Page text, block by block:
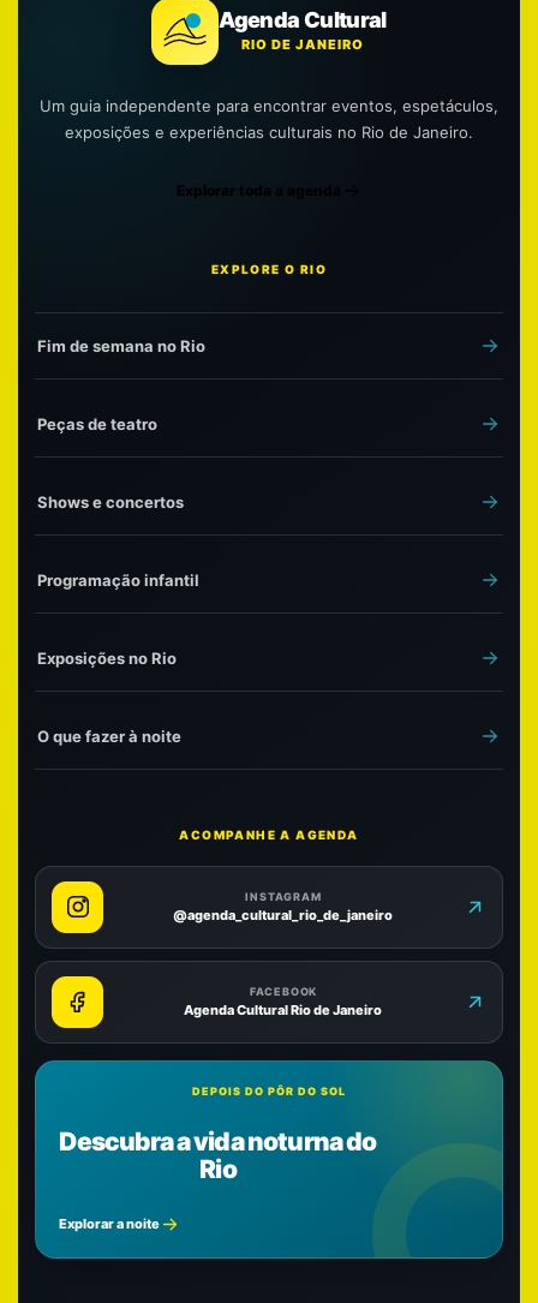
Agenda Cultural
RIO DE JANEIRO
Um guia independente para encontrar eventos, espetáculos,
exposições e experiências culturais no Rio de Janeiro.
Explorar toda a agenda
EXPLORE O RIO
Fim de semana no Rio
Peças de teatro
Shows e concertos
Programação infantil
Exposições no Rio
O que fazer à noite
ACOMPANHE A AGENDA
INSTAGRAM
@agenda_cultural_rio_de_janeiro
FACEBOOK
Agenda Cultural Rio de Janeiro
DEPOIS DO PÔR DO SOL
Descubra a vida noturna do
Rio
Explorar a noite